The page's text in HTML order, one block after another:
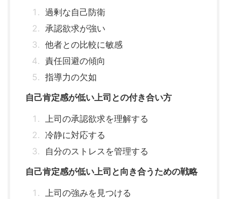
過剰な自己防衛
承認欲求が強い
他者との比較に敏感
責任回避の傾向
指導力の欠如
自己肯定感が低い上司との付き合い方
上司の承認欲求を理解する
冷静に対応する
自分のストレスを管理する
自己肯定感が低い上司と向き合うための戦略
上司の強みを見つける